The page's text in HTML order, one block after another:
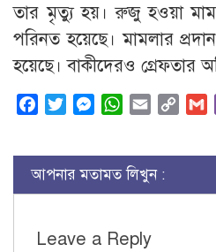
তার মৃত্যু হয়। রুজু হওয়া
পরিনত হয়েছে। মামলার
হয়েছে। বাকীদেরও গ্রেফতার
FacebookTwitterMessenger
WhatsApp
Email
Copy
আপনার মতামত লিখুন :
Leave a Reply